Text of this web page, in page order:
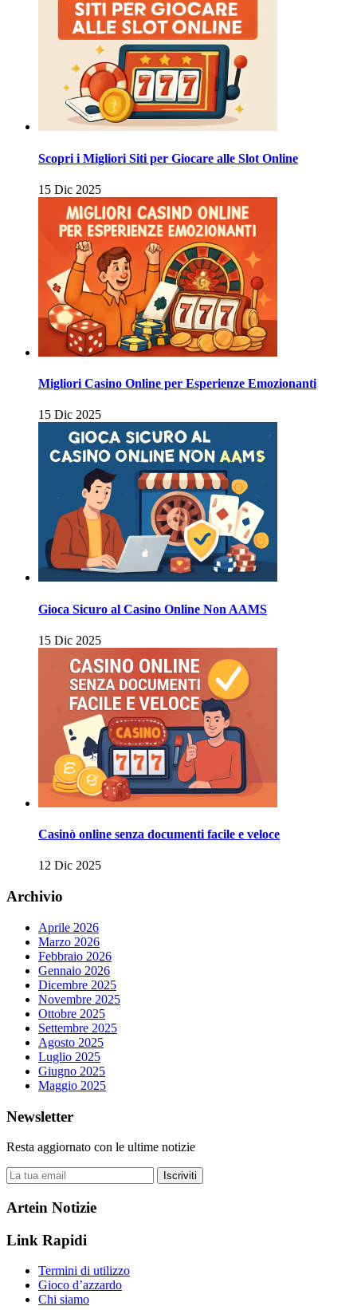
Scopri i Migliori Siti per Giocare alle Slot Online
15 Dic 2025
Migliori Casino Online per Esperienze Emozionanti
15 Dic 2025
Gioca Sicuro al Casino Online Non AAMS
15 Dic 2025
Casinò online senza documenti facile e veloce
12 Dic 2025
Archivio
Aprile 2026
Marzo 2026
Febbraio 2026
Gennaio 2026
Dicembre 2025
Novembre 2025
Ottobre 2025
Settembre 2025
Agosto 2025
Luglio 2025
Giugno 2025
Maggio 2025
Newsletter
Resta aggiornato con le ultime notizie
Iscriviti
Artein Notizie
Link Rapidi
Termini di utilizzo
Gioco d’azzardo
Chi siamo